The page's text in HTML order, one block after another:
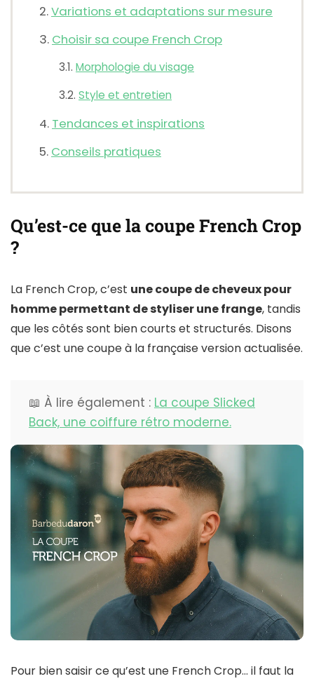
Variations et adaptations sur mesure
Choisir sa coupe French Crop
Morphologie du visage
Style et entretien
Tendances et inspirations
Conseils pratiques
Qu’est-ce que la coupe French Crop
?
La French Crop, c’est une coupe de cheveux pour
homme permettant de styliser une frange, tandis
que les côtés sont bien courts et structurés. Disons
que c’est une coupe à la française version actualisée.
📖 À lire également : La coupe Slicked
Back, une coiffure rétro moderne.
Pour bien saisir ce qu’est une French Crop… il faut la